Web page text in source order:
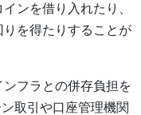
ンを借り入れたり、
を得たりすることが
フラとの併存負担を
取引や口座管理機関